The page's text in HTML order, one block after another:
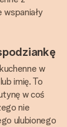
w
imię. To
w coś
nie
ulubionego